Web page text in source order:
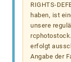
RIGHTS-
haben, ist
unsere
erfolgt
Angabe der